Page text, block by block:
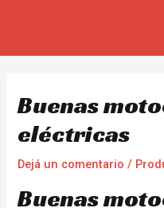
Buenas
eléctricas
Dejá un comentario /
Buenas